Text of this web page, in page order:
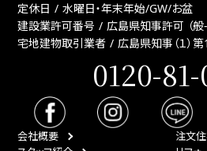
定休日
水曜日・年末年始/GW/お盆
建設業許可番号
広島県知事許可 （
宅地建物取引業者
広島県知事（１）
0120-
会社概要
注文